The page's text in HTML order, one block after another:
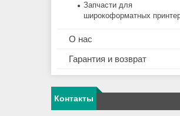
Запчасти для
широкоформатных
О нас
Гарантия и возврат
Контакты